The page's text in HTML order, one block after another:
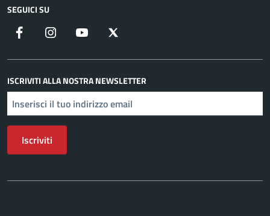
SEGUICI SU
Facebook Instagram YouTube
ISCRIVITI ALLA NOSTRA NEWSLETTER